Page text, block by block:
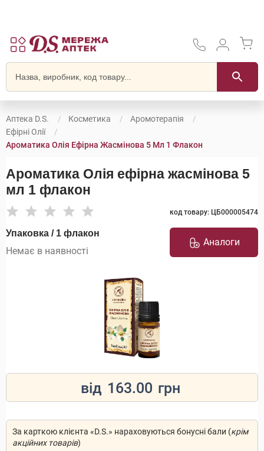
Аптека D.S. Косметика
Аромотерапія
Ефірні Олії
Ароматика Олія Ефірна Жасмінова 5 Мл 1 Флакон
Ароматика Олія ефірна жасмінова 5
мл 1 флакон
код товару: ЦБ000005474
Упаковка / 1 флакон
Немає в наявності
Аналоги
від 163.00 грн
За карткою клієнта «D.S.» нараховуються бонусні бали (крім
акційних товарів)